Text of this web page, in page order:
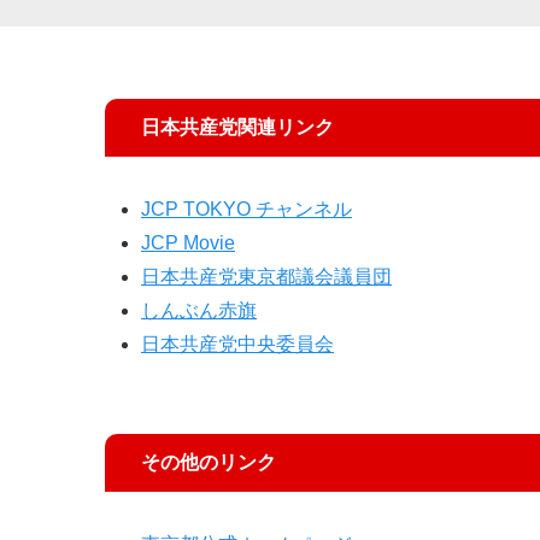
日本共産党関連リンク
JCP TOKYO チャンネル
JCP Movie
日本共産党東京都議会議員団
しんぶん赤旗
日本共産党中央委員会
その他のリンク